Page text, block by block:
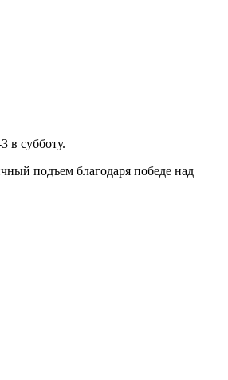
в субботу.
подъем благодаря победе над